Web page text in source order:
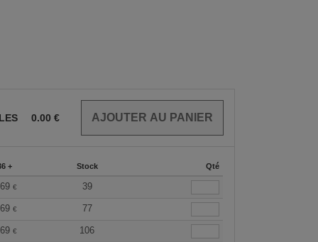
0.00 €
+ Stock Qté
€ 39
€ 77
€ 106